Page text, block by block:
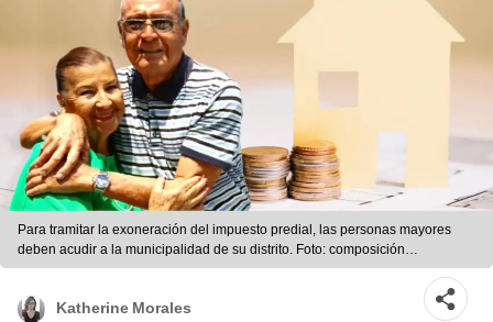
Para tramitar la exoneración del impuesto predial, las personas mayores
deben acudir a la municipalidad de su distrito. Foto: composición
LR/Andina/Freepik
Katherine Morales